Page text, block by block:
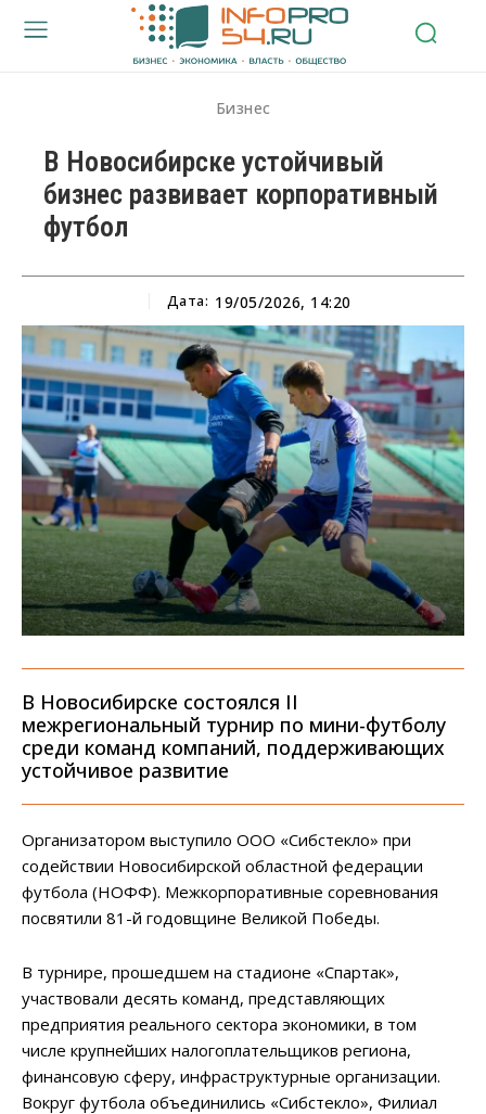
Бизнес
В Новосибирске устойчивый
бизнес развивает корпоративный
футбол
Дата: 19/05/2026, 14:20
В Новосибирске состоялся II
межрегиональный турнир по мини-футболу
среди команд компаний, поддерживающих
устойчивое развитие
Организатором выступило ООО «Сибстекло» при
содействии Новосибирской областной федерации
футбола (НОФФ). Межкорпоративные соревнования
посвятили 81-й годовщине Великой Победы.
В турнире, прошедшем на стадионе «Спартак»,
участвовали десять команд, представляющих
предприятия реального сектора экономики, в том
числе крупнейших налогоплательщиков региона,
финансовую сферу, инфраструктурные организации.
Вокруг футбола объединились «Сибстекло», Филиал